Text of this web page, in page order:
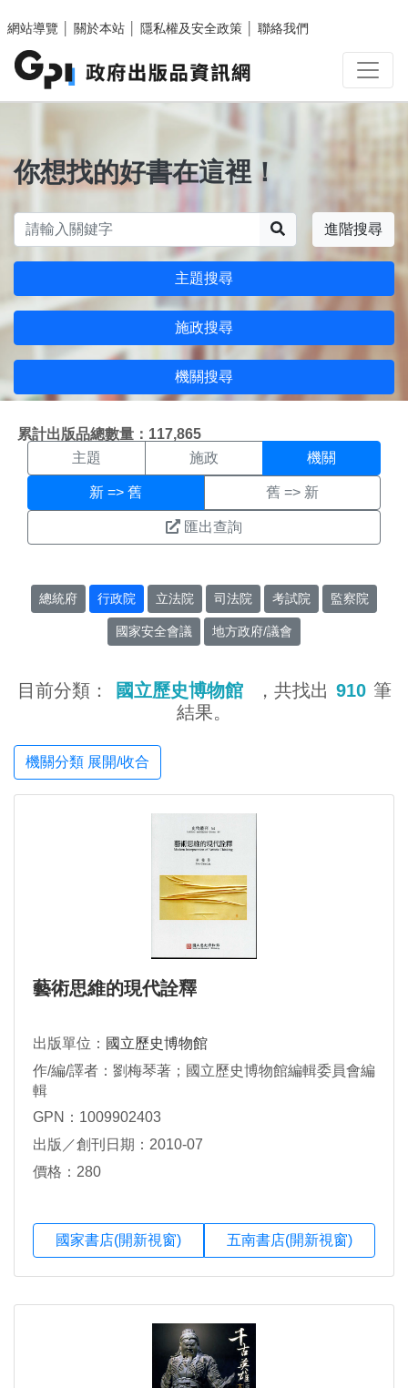
網站導覽
關於本站 隱私權及安全政策 聯絡我們
你想找的好書在這裡！
進階搜尋
主題搜尋
施政搜尋
機關搜尋
累計出版品總數量：117,865
機關搜尋結果頁面
主題 施政 機關
新 => 舊 舊 => 新
匯出查詢
總統府 行政院 立法院 司法院 考試院 監察院
國家安全會議 地方政府/議會
目前分類： 國立歷史博物館 ，共找出 910 筆
結果。
機關分類 展開/收合
藝術思維的現代詮釋
出版單位： 國立歷史博物館
作/編/譯者：劉梅琴著；國立歷史博物館編輯委員會編
輯
GPN：1009902403
出版／創刊日期：2010-07
價格：280
國家書店(開新視窗) 五南書店(開新視窗)